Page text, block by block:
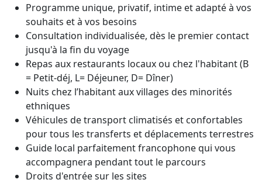
Programme unique, privatif, intime et adapté à vos
souhaits et à vos besoins
Consultation individualisée, dès le premier contact
jusqu'à la fin du voyage
Repas aux restaurants locaux ou chez l'habitant (B
= Petit-déj, L= Déjeuner, D= Dîner)
Nuits chez l’habitant aux villages des minorités
ethniques
Véhicules de transport climatisés et confortables
pour tous les transferts et déplacements terrestres
Guide local parfaitement francophone qui vous
accompagnera pendant tout le parcours
Droits d'entrée sur les sites